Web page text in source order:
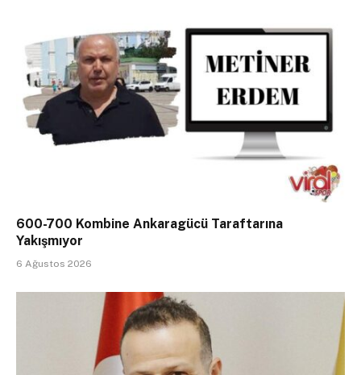
600-700 Kombine Ankaragücü Taraftarına
Yakışmıyor
6 Ağustos 2026